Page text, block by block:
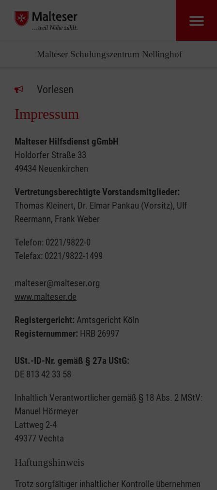
Malteser Schulungszentrum Nellinghof
Vorlesen
Impressum
Malteser Hilfsdienst gGmbH
Holdorfer Straße 33
49434 Neuenkirchen
Vertretungsberechtigte Vorstandsmitglieder:
Thomas Kleinert, Dr. Elmar Pankau (Vorsitz), Ulf
Reermann, Frank Weber
Telefon: 0221/9822-0
Telefax: 0221/9822-1499
malteser@malteser.org
www.malteser.de
Registergericht: Amtsgericht Köln
Registernummer: HRB 26997
USt.-ID-Nr. gemäß § 27a UStG:
DE 813 42 33 58
Inhaltlich Verantwortlicher gemäß § 18 Abs. 2 MStV:
Manuel Hörmeyer
Lattweg 2-4
49377 Vechta
Haftungshinweis
Trotz sorgfältiger inhaltlicher Kontrolle übernehmen